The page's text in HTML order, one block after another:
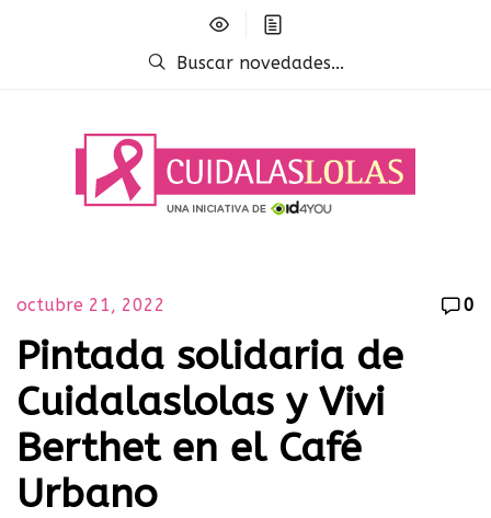
Buscar novedades...
octubre 21, 2022 0
Pintada solidaria de
Cuidalaslolas y Vivi
Berthet en el Café
Urbano